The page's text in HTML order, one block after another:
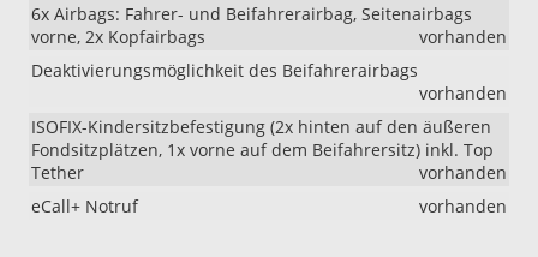
6x Airbags: Fahrer- und Beifahrerairbag, Seitenairbags
vorne, 2x Kopfairbags
vorhanden
Deaktivierungsmöglichkeit des Beifahrerairbags
vorhanden
ISOFIX-Kindersitzbefestigung (2x hinten auf den äußeren
Fondsitzplätzen, 1x vorne auf dem Beifahrersitz) inkl. Top
Tether
vorhanden
eCall+ Notruf
vorhanden